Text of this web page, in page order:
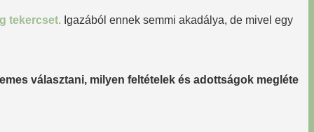
tekercset. Igazából ennek semmi akadálya, de mivel egy
választani, milyen feltételek és adottságok megléte